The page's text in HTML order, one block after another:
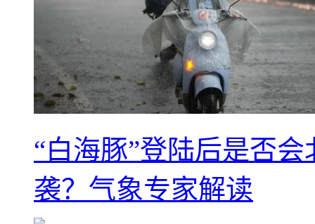
“白海豚”登陆后是否
袭？气象专家解读